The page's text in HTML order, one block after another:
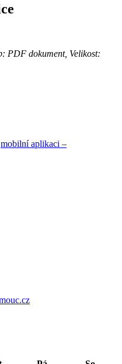
PDF dokument, Velikost:
mobilní aplikaci –